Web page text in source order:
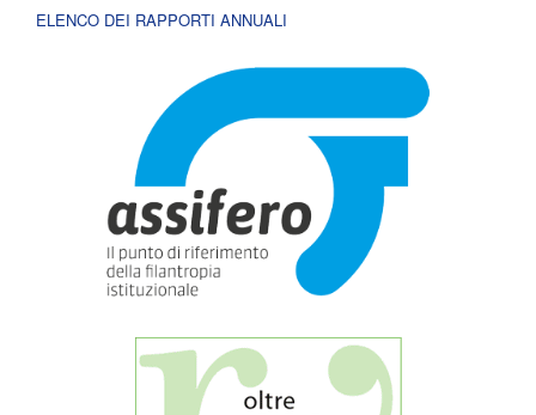
ELENCO DEI RAPPORTI ANNUALI